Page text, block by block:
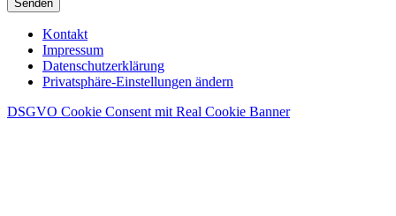
Senden
Kontakt
Impressum
Datenschutzerklärung
Privatsphäre-Einstellungen ändern
DSGVO Cookie Consent mit Real Cookie Banner